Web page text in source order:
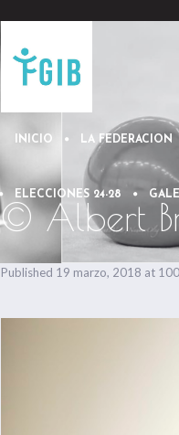
INICIO LA FEDERACION
ELECCIONES 24-28
© Albert
Published 19 marzo, 2018 at